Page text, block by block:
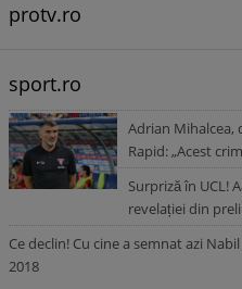
protv.ro
sport.ro
Adrian Mihalcea,
Rapid: „Acest
Surpriză în UCL!
revelației din
Ce declin! Cu cine a semnat azi
2018